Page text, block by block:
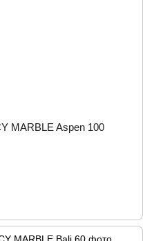
MARBLE Aspen 100